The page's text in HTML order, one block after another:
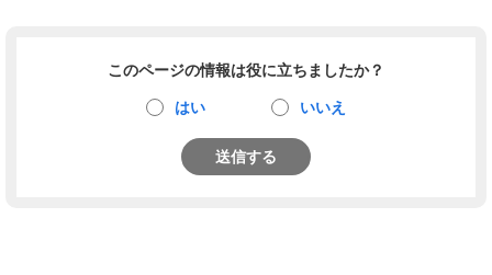
このページの情報は役に立ちましたか？
はい いいえ
送信する